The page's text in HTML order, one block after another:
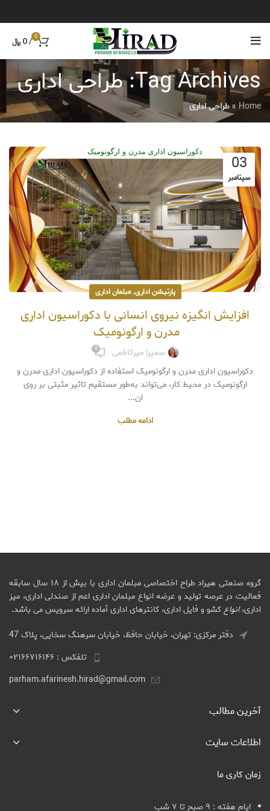
0
/
0 ﷼
Tag Archives: طراحی اداری
Home
»طراحی اداری
03
سپتامبر
پارتیشن اداری,مبلمان اداری
افزایش انگیزه نیروی انسانی با دکوراسیون اداری
مدرن و ارگونومیک
سمیرا میرکاظمی 0
دکوراسیون اداری مدرن و ارگونومیک استفاده از دکوراسیون اداری مدرن و
ارگونومیک در محیط کار، می‌تواند به‌طور مستقیم تاثیر مثبتی بر روی
ان...
ادامه مطلب
گروه صنعتی هیراد طراح اختصاصی مبلمان اداری با بیش از ۱۸ سال سابقه
فعالیت در عرصه تولید و عرضه انواع مبلمان اداری اعم از صندلی اداری، میز
اداری،انواعکشو و فایل اداری، کانترهای اداری آماده ارائه سرویس می باشد.
دفتر مرکزی: تهران، خیابان حافظ، خیابان سرهنگ سخایی، پلاک 47
تلفکس : ۰۲۱۶۶۷۱۶۱۴۶
parham.afarinesh.hirad@gmail.com
آخرین مطالب
اطلاعات سایت
زمان کاری ما
ایام هفته : ۹ صبح تا ۷ شب